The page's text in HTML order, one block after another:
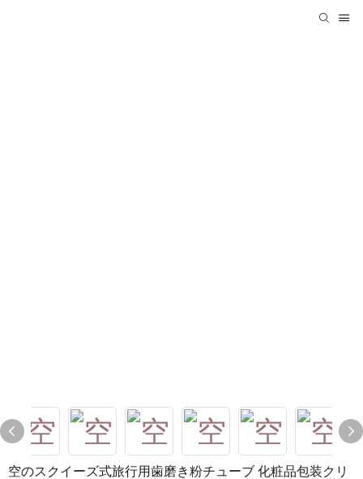
空のスクイーズ式旅行用歯磨き粉チューブ 化粧品包装クリ